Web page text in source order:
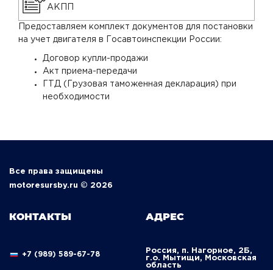
АКПП
Предоставляем комплект документов для постановки
на учет двигателя в Госавтоинспекции России:
Договор купли-продажи
Акт приема-передачи
ГТД (Грузовая таможенная декларация) при
необходимости
Все права защищены
motoresursby.ru © 2026
КОНТАКТЫ
+7 (989) 589-67-78
АДРЕС
Россия, п. Нагорное, 2Б,
г.о. Мытищи, Московская
область